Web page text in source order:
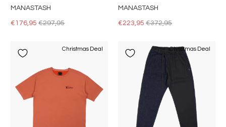
MANASTASH
€176,95€297,95
MANASTASH
€223,95 €372,95
Christmas Deal Christmas Deal